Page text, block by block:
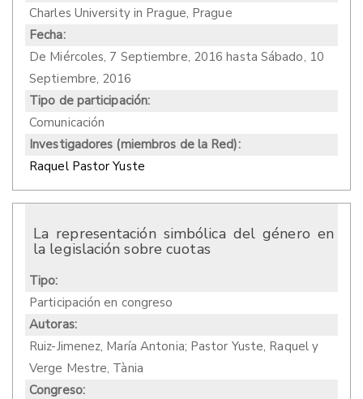
Charles University in Prague, Prague
Fecha:
De Miércoles, 7 Septiembre, 2016 hasta Sábado, 10
Septiembre, 2016
Tipo de participación:
Comunicación
Investigadores (miembros de la Red):
Raquel Pastor Yuste
La representación simbólica del género en
la legislación sobre cuotas
Tipo:
Participación en congreso
Autoras:
Ruiz-Jimenez, María Antonia; Pastor Yuste, Raquel y
Verge Mestre, Tània
Congreso: